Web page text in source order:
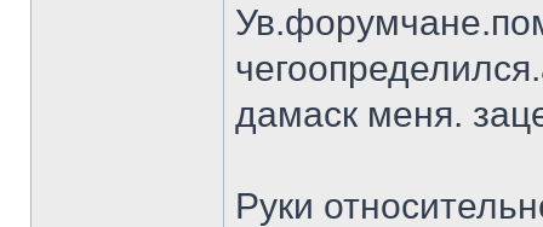
дамаск меня.
Руки